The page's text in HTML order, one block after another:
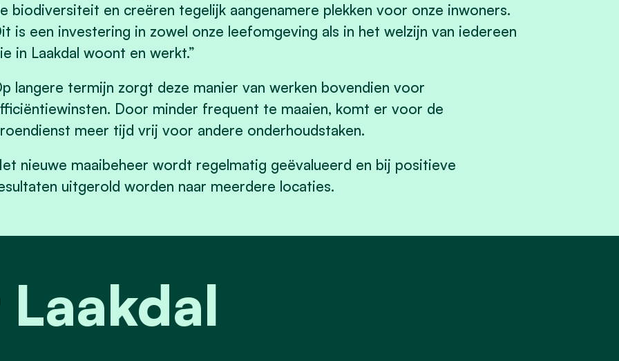
biodiversiteit en creëren tegelijk aangenamere plekken voor onze inwoners.
is een investering in zowel onze leefomgeving als in het welzijn van iedereen
in Laakdal woont en werkt.”
langere termijn zorgt deze manier van werken bovendien voor
Door minder frequent te maaien, komt er voor de
meer tijd vrij voor andere onderhoudstaken.
nieuwe maaibeheer wordt regelmatig geëvalueerd en bij positieve
uitgerold worden naar meerdere locaties.